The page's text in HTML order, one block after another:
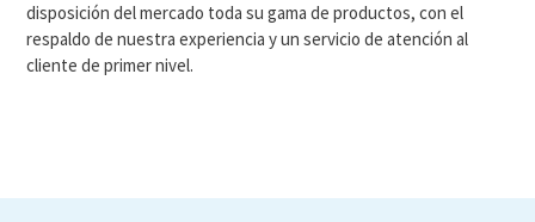
disposición del mercado toda su gama de productos, con el
respaldo de nuestra experiencia y un servicio de atención al
cliente de primer nivel.